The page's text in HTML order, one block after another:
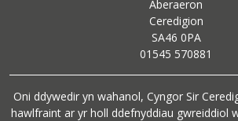
Aberaeron
Ceredigion
SA46 0PA
Ceredigion County Council call centre phone
01545 570881
Oni ddywedir yn wahanol, Cyngor Sir
hawlfraint ar yr holl ddefnyddiau gwreiddiol